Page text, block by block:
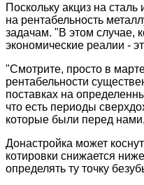
Поскольку акциз на
на рентабельность
задачам. "В этом случае,
экономические реалии -
"Смотрите, просто в
рентабельности
поставках на
что есть периоды
которые были перед
Донастройка может
котировки снижается
определять ту точку